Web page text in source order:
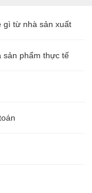
từ nhà sản xuất
sản phẩm thực tế